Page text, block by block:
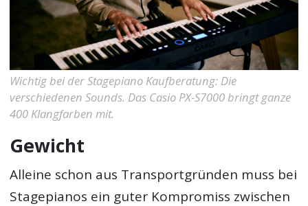
Wichtig bei der Stagepiano Kaufberatung: Die
verschiedenen Sounds. Das Casio PX-S7000 bringt ganze
400 Klangfarben mit.
Gewicht
Alleine schon aus Transportgründen muss bei
Stagepianos ein guter Kompromiss zwischen